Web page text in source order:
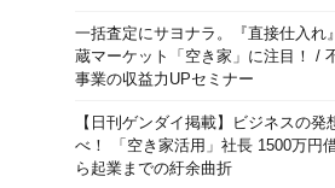
一括査定にサヨナラ。『直接仕入れ
蔵マーケット「空き家」に注目！ /
事業の収益力UPセミナー
【日刊ゲンダイ掲載】ビジネスの発
べ！ 「空き家活用」社長 1500万円
ら起業までの紆余曲折